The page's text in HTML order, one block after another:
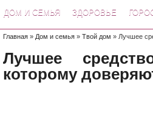
ДОМ И СЕМЬЯ ЗДОРОВЬЕ
Главная » Дом и семья » Твой дом » Лучшее
Лучшее
которому